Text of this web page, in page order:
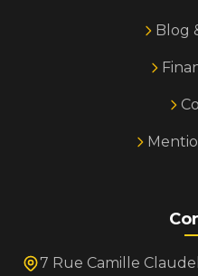
Blog
7 Rue Camille Claudel